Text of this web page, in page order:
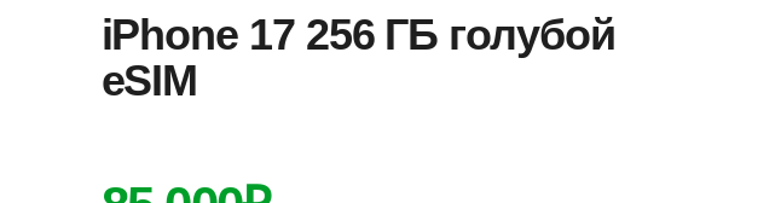
iPhone 17 256 ГБ голубой
eSIM